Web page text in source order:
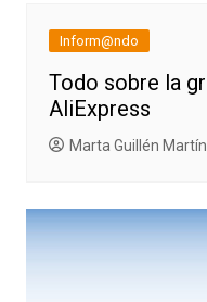
Inform@ndo
Todo sobre la
AliExpress
Marta Guillén